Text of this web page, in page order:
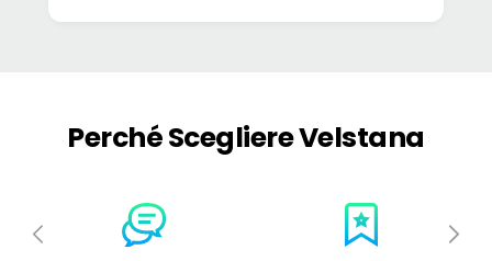
Perché Scegliere Velstana